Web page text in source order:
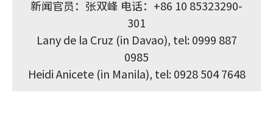
新闻官员：张双峰 电话：+86 10 85323290-
301
Lany de la Cruz (in Davao), tel: 0999 887
0985
Heidi Anicete (in Manila), tel: 0928 504 7648